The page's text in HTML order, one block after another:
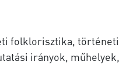
folklorisztika, történeti
irányok, műhelyek,